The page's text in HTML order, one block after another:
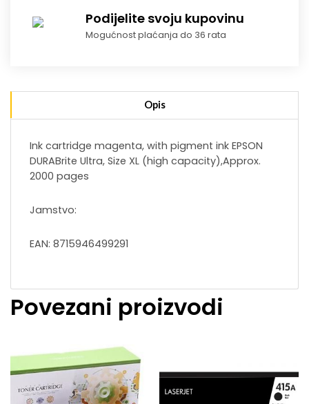
Podijelite svoju kupovinu
Mogućnost plaćanja do 36 rata
Opis
Ink cartridge magenta, with pigment ink EPSON
DURABrite Ultra, Size XL (high capacity),Approx.
2000 pages
Jamstvo:
EAN: 8715946499291
Povezani proizvodi